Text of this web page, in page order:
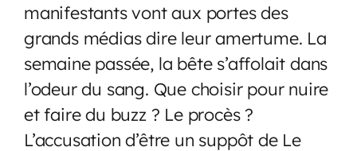
manifestants vont aux portes des
grands médias dire leur amertume. La
semaine passée, la bête s’affolait dans
l’odeur du sang. Que choisir pour nuire
et faire du buzz ? Le procès ?
L’accusation d’être un suppôt de Le